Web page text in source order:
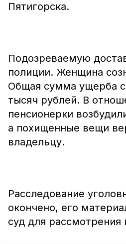
Пятигорска.
Подозреваемую
полиции. Женщина
Общая сумма ущерба
тысяч рублей. В
пенсионерки
а похищенные вещи
владельцу.
Расследование
окончено, его
суд для рассмотрения